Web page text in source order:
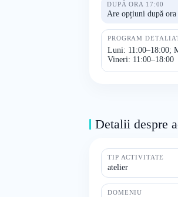
DUPĂ ORA 17:00
Are opțiuni după ora
PROGRAM
Luni: 11:00–18:00;
Vineri: 11:00–18:00
Detalii despre
TIP ACTIVITATE
atelier
DOMENIU